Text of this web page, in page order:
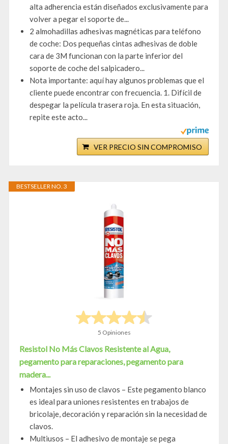
alta adherencia están diseñados exclusivamente para
volver a pegar el soporte de...
2 almohadillas adhesivas magnéticas para teléfono
de coche: Dos pequeñas cintas adhesivas de doble
cara de 3M funcionan con la parte inferior del
soporte de coche del salpicadero...
Nota importante: aquí hay algunos problemas que el
cliente puede encontrar con frecuencia. 1. Difícil de
despegar la película trasera roja. En esta situación,
repite este acto...
VER PRECIO SIN COMPROMISO
BESTSELLER NO. 3
5 Opiniones
Resistol No Más Clavos Resistente al Agua,
pegamento para reparaciones, pegamento para
madera...
Montajes sin uso de clavos – Este pegamento blanco
es ideal para uniones resistentes en trabajos de
bricolaje, decoración y reparación sin la necesidad de
clavos.
Multiusos – El adhesivo de montaje se pega